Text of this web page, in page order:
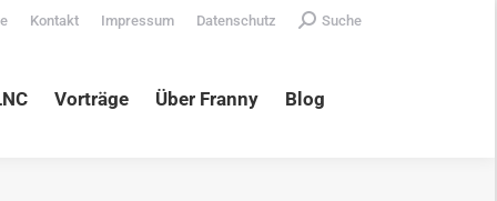
Kontakt Impressum Datenschutz Search:
Suche
Vorträge Über Franny Blog